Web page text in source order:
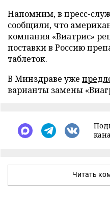
Напомним, в пресс-
сообщили, что
компания «Виатрис»
поставки в Россию
таблеток.
В Минздраве уже
варианты замены
Читать